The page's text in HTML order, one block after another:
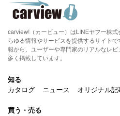
carview!（カービュー）はLINEヤフー株
らゆる情報やサービスを提供するサイト
報から、ユーザーや専門家のリアルなレ
多く掲載しています。
知る
カタログ
ニュース オリジナル記
買う・売る